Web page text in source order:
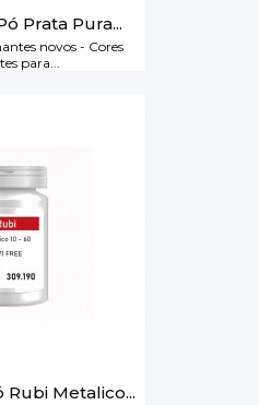
Prata Pura...
novos - Cores
para...
Rubi Metalico...